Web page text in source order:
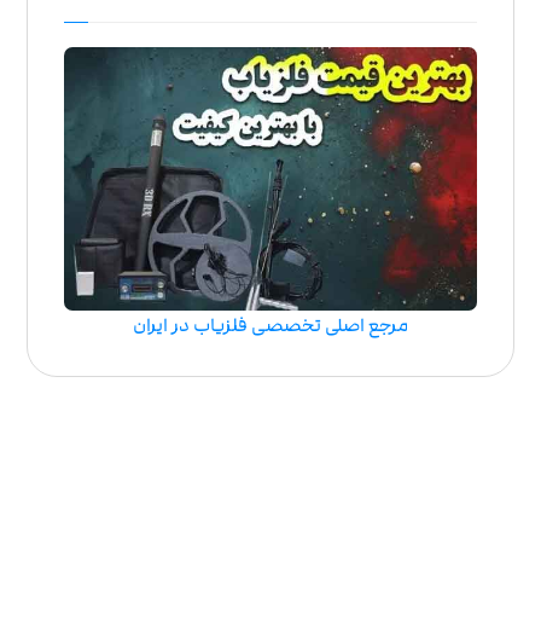
مرجع اصلی تخصصی فلزیاب در ایران